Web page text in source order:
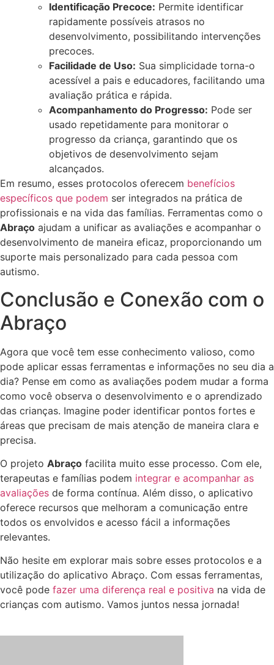
Identificação Precoce: Permite identificar
rapidamente possíveis atrasos no
desenvolvimento, possibilitando intervenções
precoces.
Facilidade de Uso: Sua simplicidade torna-o
acessível a pais e educadores, facilitando uma
avaliação prática e rápida.
Acompanhamento do Progresso: Pode ser
usado repetidamente para monitorar o
progresso da criança, garantindo que os
objetivos de desenvolvimento sejam
alcançados.
Em resumo, esses protocolos oferecem benefícios
específicos que podem ser integrados na prática de
profissionais e na vida das famílias. Ferramentas como o
Abraço ajudam a unificar as avaliações e acompanhar o
desenvolvimento de maneira eficaz, proporcionando um
suporte mais personalizado para cada pessoa com
autismo.
Conclusão e Conexão com o
Abraço
Agora que você tem esse conhecimento valioso, como
pode aplicar essas ferramentas e informações no seu dia a
dia? Pense em como as avaliações podem mudar a forma
como você observa o desenvolvimento e o aprendizado
das crianças. Imagine poder identificar pontos fortes e
áreas que precisam de mais atenção de maneira clara e
precisa.
O projeto Abraço facilita muito esse processo. Com ele,
terapeutas e famílias podem integrar e acompanhar as
avaliações de forma contínua. Além disso, o aplicativo
oferece recursos que melhoram a comunicação entre
todos os envolvidos e acesso fácil a informações
relevantes.
Não hesite em explorar mais sobre esses protocolos e a
utilização do aplicativo Abraço. Com essas ferramentas,
você pode fazer uma diferença real e positiva na vida de
crianças com autismo. Vamos juntos nessa jornada!